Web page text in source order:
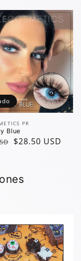
PR
Blue
$28.50 USD